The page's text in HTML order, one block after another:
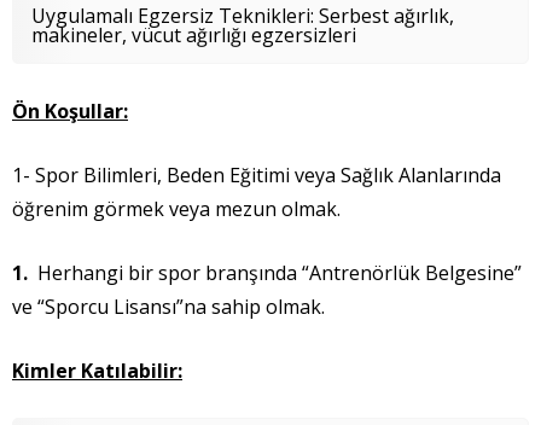
Uygulamalı Egzersiz Teknikleri: Serbest ağırlık,
makineler, vücut ağırlığı egzersizleri
Ön Koşullar:
1- Spor Bilimleri, Beden Eğitimi veya Sağlık Alanlarında
öğrenim görmek veya mezun olmak.
Herhangi bir spor branşında “Antrenörlük Belgesine”
ve “Sporcu Lisansı”na sahip olmak.
Kimler Katılabilir: